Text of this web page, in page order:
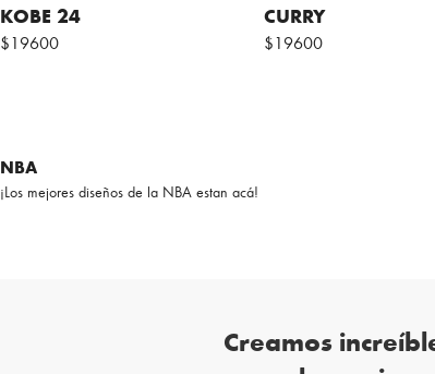
KOBE 24
$19600
CURRY
$19600
NBA
¡Los mejores diseños de la NBA estan acá!
Creamos